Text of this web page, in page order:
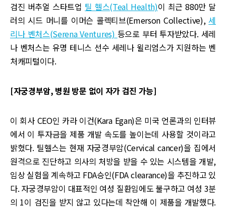
검진 버추얼 스타트업 틸 헬스(Teal Health)이 최근 880만 달
러의 시드 머니를 이머슨 콜렉티브(Emerson Collective),세
리나 벤처스(Serena Ventures) 등으로 부터 투자받았다. 세레
나 벤처스는 유명 테니스 선수 세레나 윌리엄스가 지원하는 벤
처캐피털이다.
[자궁경부암, 병원 방문 없이 자가 검진 가능]
이 회사 CEO인 카라 이건(Kara Egan)은 미국 언론과의 인터뷰
에서 이 투자금을 제품 개발 속도를 높이는데 사용할 것이라고
밝혔다. 틸헬스는 현재 자궁경부암(Cervical cancer)을 집에서
원격으로 진단하고 의사의 처방을 받을 수 있는 시스템을 개발,
임상 실험을 계속하고 FDA승인(FDA clearance)을 추진하고 있
다. 자궁경부암이 대표적인 여성 질환임에도 불구하고 여성 3분
의 1이 검진을 받지 않고 있다는데 착안해 이 제품을 개발했다.